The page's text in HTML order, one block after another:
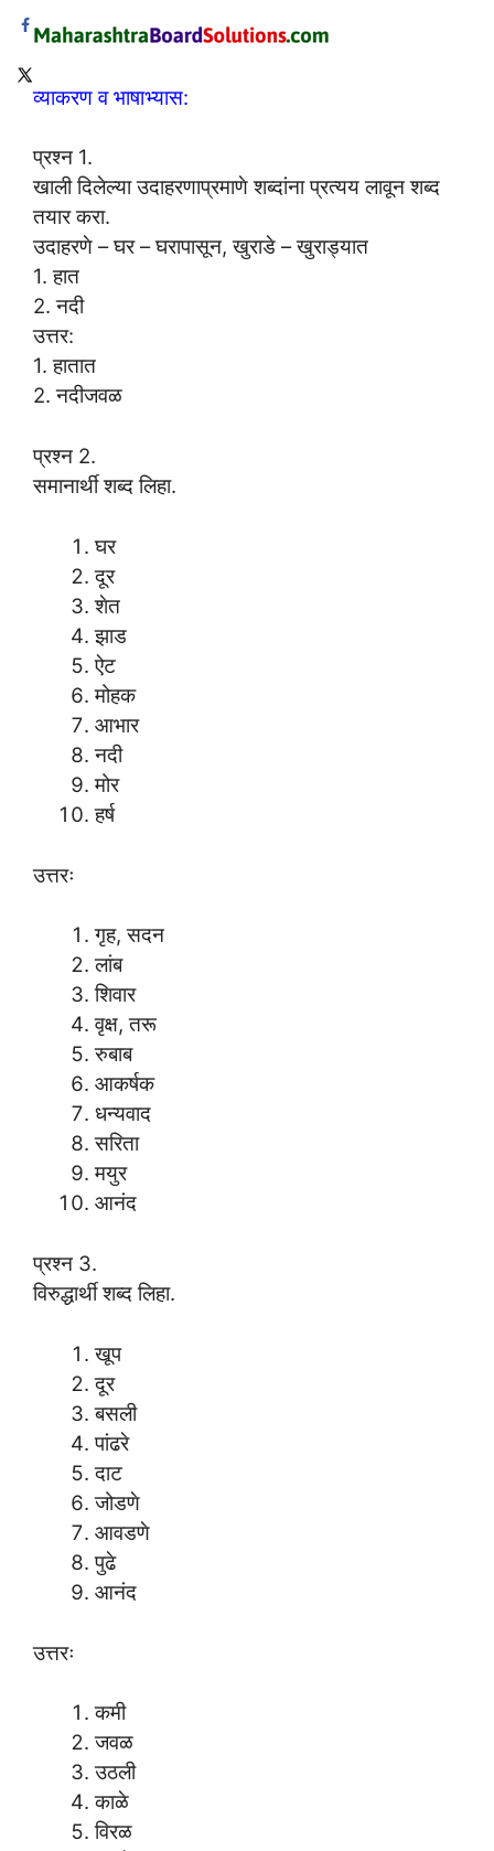
व्याकरण व भाषाभ्यास:
प्रश्न 1.
खाली दिलेल्या उदाहरणाप्रमाणे शब्दांना प्रत्यय लावून शब्द
तयार करा.
उदाहरणे – घर – घरापासून, खुराडे – खुराड्यात
1. हात
2. नदी
उत्तर:
1. हातात
2. नदीजवळ
प्रश्न 2.
समानार्थी शब्द लिहा.
घर
दूर
शेत
झाड
ऐट
मोहक
आभार
नदी
मोर
हर्ष
उत्तरः
गृह, सदन
लांब
शिवार
वृक्ष, तरू
रुबाब
आकर्षक
धन्यवाद
सरिता
मयुर
आनंद
प्रश्न 3.
विरुद्धार्थी शब्द लिहा.
खूप
दूर
बसली
पांढरे
दाट
जोडणे
आवडणे
पुढे
आनंद
उत्तरः
कमी
जवळ
उठली
काळे
विरळ